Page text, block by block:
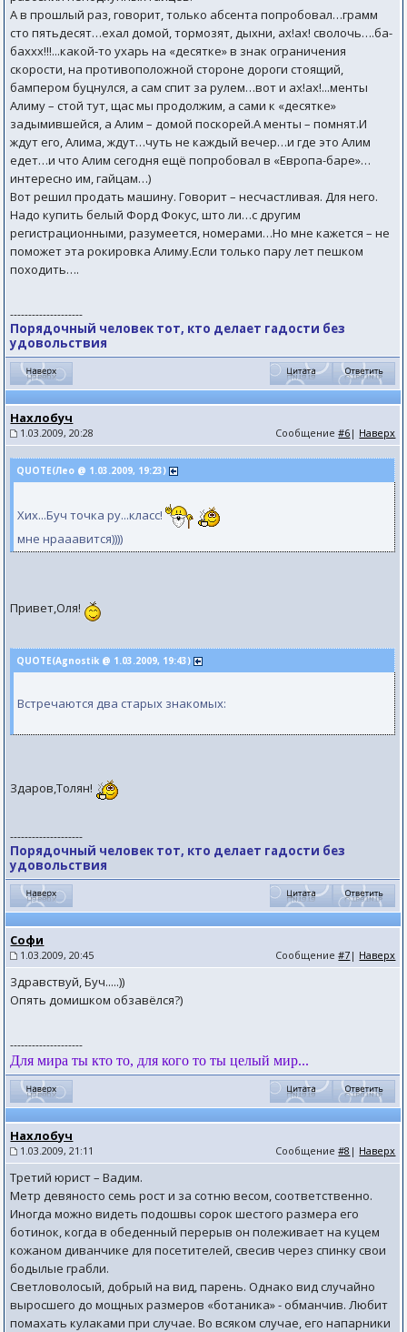
А в прошлый раз, говорит, только абсента попробовал…грамм
сто пятьдесят…ехал домой, тормозят, дыхни, ах!ах! сволочь….ба-
баххх!!!...какой-то ухарь на «десятке» в знак ограничения
скорости, на противоположной стороне дороги стоящий,
бампером буцнулся, а сам спит за рулем…вот и ах!ах!...менты
Алиму – стой тут, щас мы продолжим, а сами к «десятке»
задымившейся, а Алим – домой поскорей.А менты – помнят.И
ждут его, Алима, ждут…чуть не каждый вечер…и где это Алим
едет…и что Алим сегодня ещё попробовал в «Европа-баре»…
интересно им, гайцам…)
Вот решил продать машину. Говорит – несчастливая. Для него.
Надо купить белый Форд Фокус, што ли…с другим
регистрационными, разумеется, номерами…Но мне кажется – не
поможет эта рокировка Алиму.Если только пару лет пешком
походить….
--------------------
Порядочный человек тот, кто делает гадости без
удовольствия
Нахлобуч
1.03.2009, 20:28 Сообщение#6 | Наверх
QUOTE(Лео @ 1.03.2009, 19:23)
Хих...Буч точка ру...класс!
мне нрааавится))))
Привет,Оля!
QUOTE(Agnostik @ 1.03.2009, 19:43)
Встpечаются два стаpых знакомых:
Здаров,Толян!
--------------------
Порядочный человек тот, кто делает гадости без
удовольствия
Софи
1.03.2009, 20:45 Сообщение#7 | Наверх
Здравствуй, Буч.....))
Опять домишком обзавёлся?)
--------------------
Для мира ты кто то, для кого то ты целый мир...
Нахлобуч
1.03.2009, 21:11 Сообщение#8 | Наверх
Третий юрист – Вадим.
Метр девяносто семь рост и за сотню весом, соответственно.
Иногда можно видеть подошвы сорок шестого размера его
ботинок, когда в обеденный перерыв он полеживает на куцем
кожаном диванчике для посетителей, свесив через спинку свои
бодылые грабли.
Светловолосый, добрый на вид, парень. Однако вид случайно
выросшего до мощных размеров «ботаника» - обманчив. Любит
помахать кулаками при случае. Во всяком случае, его напарники